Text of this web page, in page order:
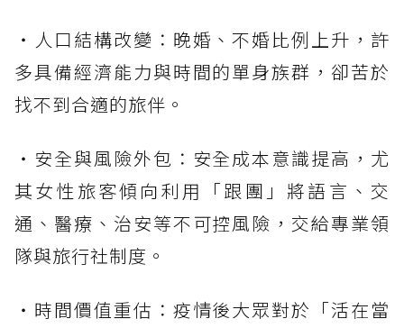
・人口結構改變：晚婚、不婚比例上升，許
多具備經濟能力與時間的單身族群，卻苦於
找不到合適的旅伴。
・安全與風險外包：安全成本意識提高，尤
其女性旅客傾向利用「跟團」將語言、交
通、醫療、治安等不可控風險，交給專業領
隊與旅行社制度。
・時間價值重估：疫情後大眾對於「活在當